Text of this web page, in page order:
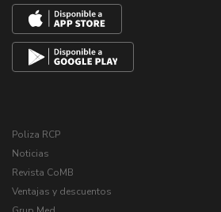
Poliza RCP
Noticias
Revista CoMB
Ventajas y descuentos